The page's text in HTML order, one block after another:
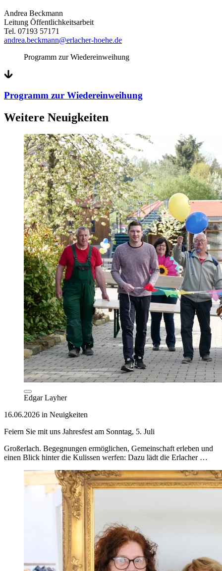
Andrea Beckmann
Leitung Öffentlichkeitsarbeit
Tel. 07193 57171
andrea.beckmann@erlacher-hoehe.de
Programm zur Wiedereinweihung
Programm zur Wiedereinweihung
Weitere Neuigkeiten
Edgar Layher
16.06.2026 in Neuigkeiten
Feiern Sie mit uns Jahresfest am Sonntag, 5. Juli
Großerlach. Begegnungen ermöglichen, Gemeinschaft erleben und
einen Blick hinter die Kulissen werfen: Dazu lädt die Erlacher …